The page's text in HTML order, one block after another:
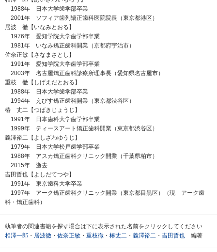
1988年 日本大学歯学部卒業
2001年 ソフィア歯列矯正歯科医院院長（東京都港区）
居波 徹【いなみとおる】
1976年 愛知学院大学歯学部卒業
1981年 いなみ矯正歯科開業（京都府宇治市）
佐奈正敏【さなまさとし】
1991年 愛知学院大学歯学部卒業
2003年 名古屋矯正歯科診療所理事長（愛知県名古屋市）
重枝 徹【しげえだとおる】
1988年 日本大学歯学部卒業
1994年 えびす矯正歯科開業（東京都渋谷区）
椿 丈二【つばきじょうじ】
1991年 日本歯科大学歯学部卒業
1999年 ティースアート矯正歯科開業（東京都渋谷区）
義澤裕二【よしざわゆうじ】
1979年 日本大学松戸歯学部卒業
1988年 アスカ矯正歯科クリニック開業（千葉県柏市）
2015年 逝去
吉田哲也【よしだてつや】
1991年 東京歯科大学卒業
1997年 アーク矯正歯科クリニック開業（東京都目黒区）（現 アーク歯
科・矯正歯科）
執筆者の関連書籍を探す場合は下に表示された名前をクリックしてください
相澤一郎 ・ 居波徹 ・ 佐奈正敏 ・ 重枝徹 ・ 椿丈二 ・ 義澤裕二 ・ 吉田哲也 編著